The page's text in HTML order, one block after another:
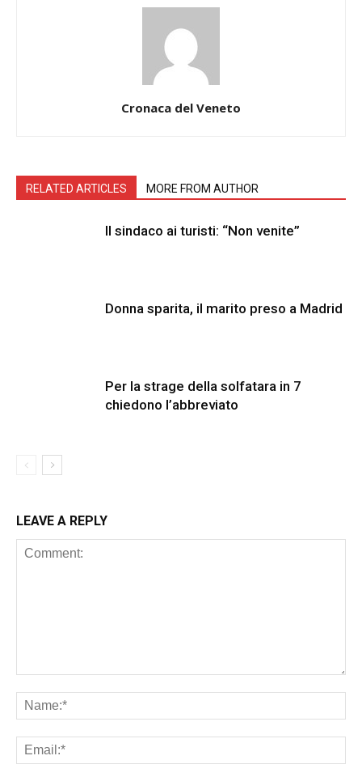
Cronaca del Veneto
RELATED ARTICLES MORE FROM AUTHOR
Il sindaco ai turisti: “Non venite”
Donna sparita, il marito preso a Madrid
Per la strage della solfatara in 7
chiedono l’abbreviato
LEAVE A REPLY